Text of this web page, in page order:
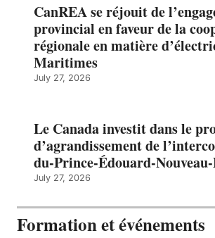
CanREA se réjouit de
provincial en faveur de la
régionale en matière
Maritimes
July 27, 2026
Le Canada investit dans le
d’agrandissement de
du-Prince-Édouard-
July 27, 2026
Formation et événements